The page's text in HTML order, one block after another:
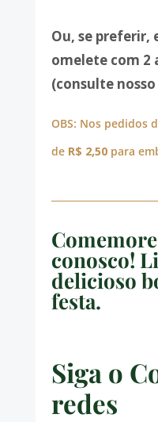
Ou, se preferir,
omelete com 2
(consulte nosso
OBS: Nos pedidos
de R$ 2,50para
conosco!
delicioso
festa.
Siga o
redes